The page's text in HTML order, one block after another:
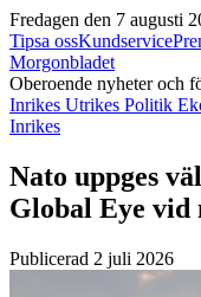
Fredagen den 7 augusti
Tipsa ossKundservice
Morgonbladet
Oberoende nyheter och
Inrikes Utrikes Politik
Inrikes
Nato uppges
Global Eye vid
Publicerad 2 juli 2026